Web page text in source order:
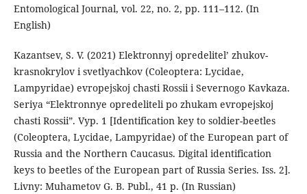
Entomological Journal, vol. 22, no. 2, pp. 111–112. (In
English)
Kazantsev, S. V. (2021) Elektronnyj opredelitel’ zhukov-
krasnokrylov i svetlyachkov (Coleoptera: Lycidae,
Lampyridae) evropejskoj chasti Rossii i Severnogo Kavkaza.
Seriya “Elektronnye opredeliteli po zhukam evropejskoj
chasti Rossii”. Vyp. 1 [Identification key to soldier-beetles
(Coleoptera, Lycidae, Lampyridae) of the European part of
Russia and the Northern Caucasus. Digital identification
keys to beetles of the European part of Russia Series. Iss. 2].
Livny: Muhametov G. B. Publ., 41 p. (In Russian)